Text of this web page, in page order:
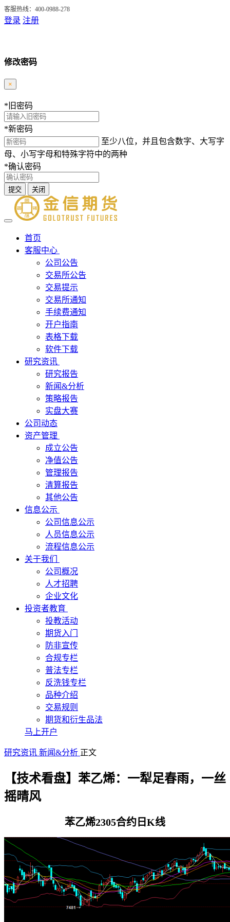
客服热线：400-0988-278
登录 注册
修改密码
×
* 旧密码
*新密码
至少八位，并且包含数字、大写字
母、小写字母和特殊字符中的两种
*确认密码
提交 关闭
首页
客服中心
公司公告
交易所公告
交易提示
交易所通知
手续费通知
开户指南
表格下载
软件下载
研究资讯
研究报告
新闻&分析
策略报告
实盘大赛
公司动态
资产管理
成立公告
净值公告
管理报告
清算报告
其他公告
信息公示
公司信息公示
人员信息公示
流程信息公示
关于我们
公司概况
人才招聘
企业文化
投资者教育
投教活动
期货入门
防非宣传
合规专栏
普法专栏
反洗钱专栏
品种介绍
交易规则
期货和衍生品法
马上开户
研究资讯 新闻&分析 正文
【技术看盘】苯乙烯：一犁足春雨，一丝
摇晴风
苯乙烯2305合约日K线